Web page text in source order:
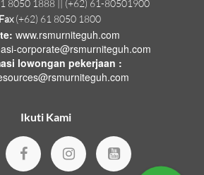
8050 1888 || (+62) 61-80501900
Fax(+62) 61 8050 1800
www.rsmurniteguh.com
corporate@rsmurniteguh.com
lowongan pekerjaan :
Ikuti Kami